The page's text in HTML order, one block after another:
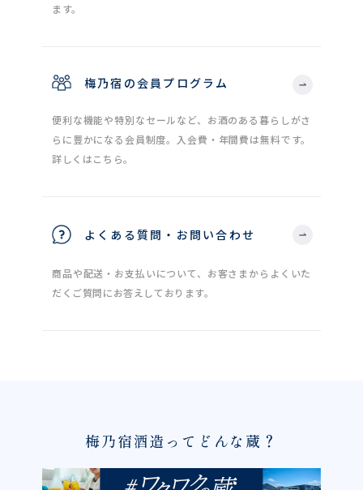
ます。
梅乃宿の会員プログラム
便利な機能や特別なセールなど、お酒のある暮らしがさ
らに豊かになる会員制度。入会費・年間費は無料です。
詳しくはこちら。
よくある質問・お問い合わせ
商品や配送・お支払いについて、お客さまからよくいた
だくご質問にお答えしております。
梅乃宿酒造ってどんな蔵？